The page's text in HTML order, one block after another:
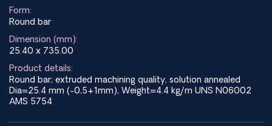
Form:
Round bar
Dimension (mm):
25.40 x 735.00
Product details:
Round bar; extruded machining quality, solution annealed
Dia=25.4 mm (-0,5+1mm), Weight=4.4 kg/m UNS N06002
AMS 5754